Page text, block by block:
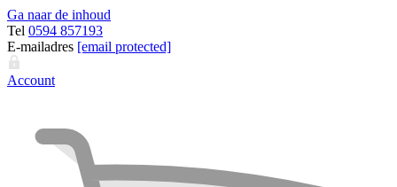
Ga naar de inhoud
Tel 0594 857193
E-mailadres [email protected]
Account